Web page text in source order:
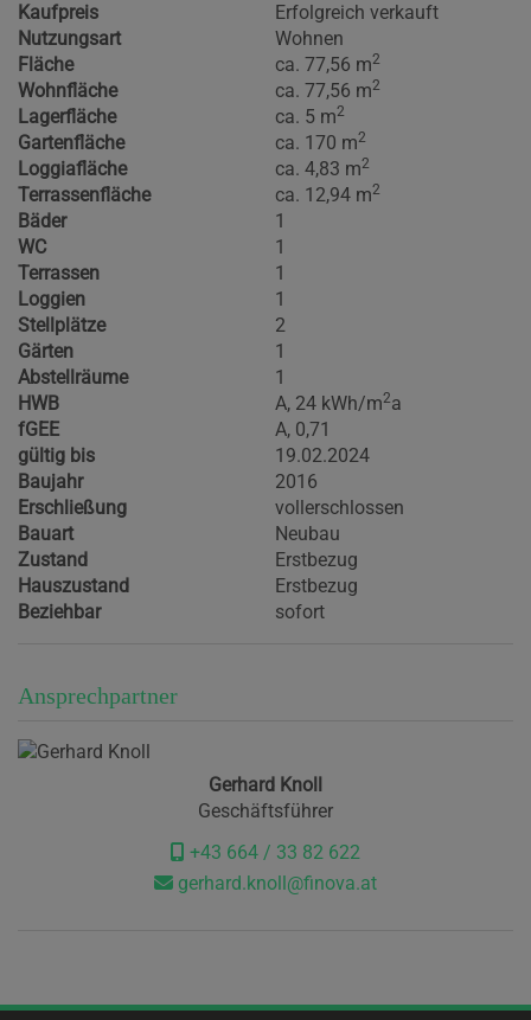
Kaufpreis
Erfolgreich verkauft
Nutzungsart
Wohnen
Fläche
ca. 77,56 m2
Wohnfläche ca. 77,56 m2
Lagerfläche ca. 5 m2
Gartenfläche ca. 170 m2
Loggiafläche ca. 4,83 m2
Terrassenfläche ca. 12,94 m2
Bäder
1
WC
1
Terrassen
1
Loggien
1
Stellplätze
2
Gärten
1
Abstellräume
1
HWB
A, 24 kWh/m2a
fGEE
A, 0,71
gültig bis
19.02.2024
Baujahr
2016
Erschließung
vollerschlossen
Bauart
Neubau
Zustand
Erstbezug
Hauszustand
Erstbezug
Beziehbar
sofort
Ansprechpartner
Gerhard Knoll
Geschäftsführer
+43 664 / 33 82 622
gerhard.knoll@finova.at